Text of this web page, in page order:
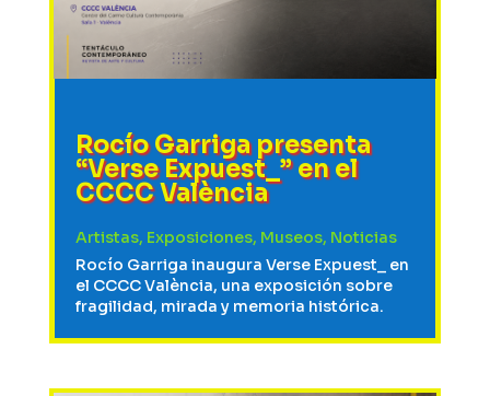
Rocío Garriga presenta
“Verse Expuest_” en el
CCCC València
Artistas, Exposiciones, Museos, Noticias
Rocío Garriga inaugura Verse Expuest_ en
el CCCC València, una exposición sobre
fragilidad, mirada y memoria histórica.